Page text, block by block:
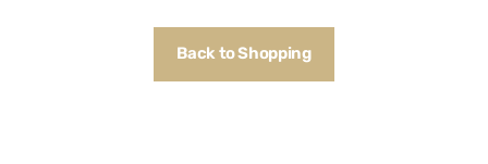
Back to Shopping